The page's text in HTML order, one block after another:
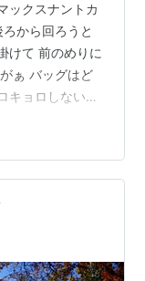
ックスナントカ
から回ろうと
けて 前のめりに
ぁ バッグはど
キョロしないと
１週間前、だん
宅した 頭にコ
だ 一度痩せた
オマケのラク